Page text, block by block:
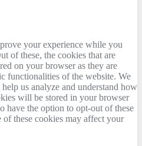
your experience while you
of these, the cookies that are
on your browser as they are
functionalities of the website. We
us analyze and understand how
will be stored in your browser
have the option to opt-out of these
these cookies may affect your